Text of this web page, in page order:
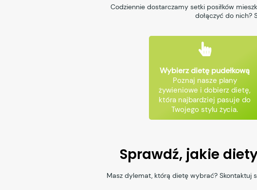
Codziennie dostarczamy setki posiłków
dołączyć do nich?
Wybierz dietę pudełkową
Poznaj nasze plany
żywieniowe i dobierz dietę,
która najbardziej pasuje do
Twojego stylu życia.
Sprawdź, jakie
Masz dylemat, którą dietę wybrać? Skontaktuj